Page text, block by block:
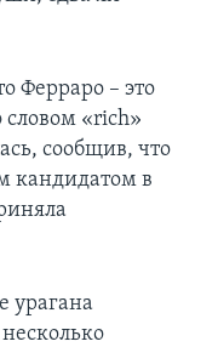
Ферраро – это
словом «rich»
сообщив, что
кандидатом в
урагана